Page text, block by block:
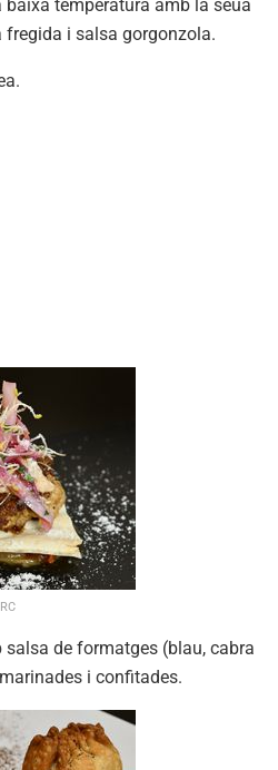
temperatura amb la seua
fregida i salsa gorgonzola.
de formatges (blau, cabra
i confitades.